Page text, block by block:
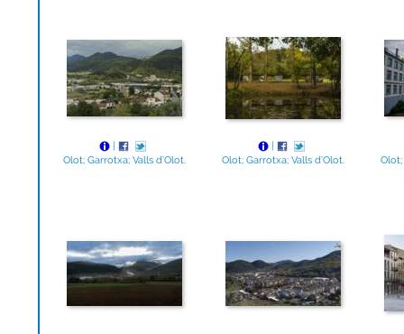
|
Olot; Garrotxa; Valls d’Olot.
|
Olot; Garrotxa; Valls d’Olot.
Olot;